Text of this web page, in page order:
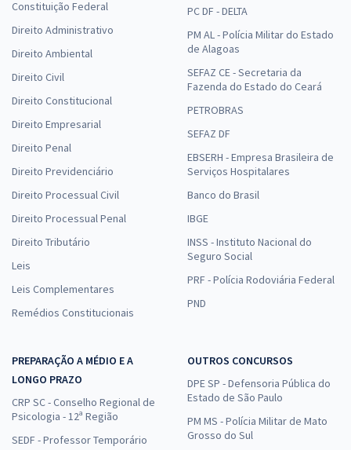
Constituição Federal
Direito Administrativo
Direito Ambiental
Direito Civil
Direito Constitucional
Direito Empresarial
Direito Penal
Direito Previdenciário
Direito Processual Civil
Direito Processual Penal
Direito Tributário
Leis
Leis Complementares
Remédios Constitucionais
PC DF - DELTA
PM AL - Polícia Militar do Estado
de Alagoas
SEFAZ CE - Secretaria da
Fazenda do Estado do Ceará
PETROBRAS
SEFAZ DF
EBSERH - Empresa Brasileira de
Serviços Hospitalares
Banco do Brasil
IBGE
INSS - Instituto Nacional do
Seguro Social
PRF - Polícia Rodoviária Federal
PND
PREPARAÇÃO A MÉDIO E A
LONGO PRAZO
CRP SC - Conselho Regional de
Psicologia - 12ª Região
SEDF - Professor Temporário
OUTROS CONCURSOS
DPE SP - Defensoria Pública do
Estado de São Paulo
PM MS - Polícia Militar de Mato
Grosso do Sul